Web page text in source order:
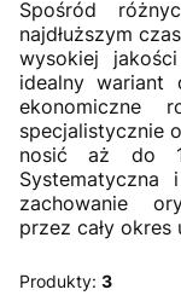
Spośród
najdłuższym
wysokiej
idealny wariant
ekonomiczne
specjalistycznie
nosić aż do
Systematyczna
zachowanie
przez cały okres
Produkty: 3